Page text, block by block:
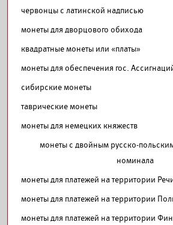
червонцы с латинской надписью
монеты для дворцового обихода
квадратные монеты или «платы»
монеты для обеспечения гос.
сибирские монеты
таврические монеты
монеты для немецких княжеств
монеты с двойным русско-
номинала
монеты для платежей на территории
монеты для платежей на территории
монеты для платежей на территории